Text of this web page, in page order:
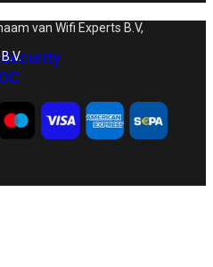
Security
van Wifi Experts B.V,